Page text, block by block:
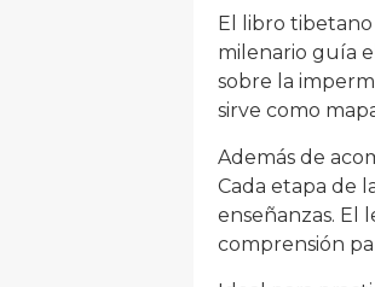
El libro
milenario guía
sobre la
sirve como
Además de
Cada etapa de
enseñanzas. El
comprensión